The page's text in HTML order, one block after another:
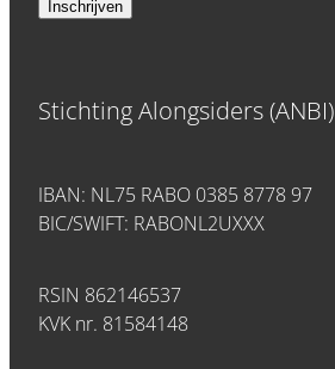
Inschrijven
Stichting Alongsiders (ANBI)
IBAN: NL75 RABO 0385 8778 97
BIC/SWIFT: RABONL2UXXX
RSIN 862146537
KVK nr. 81584148